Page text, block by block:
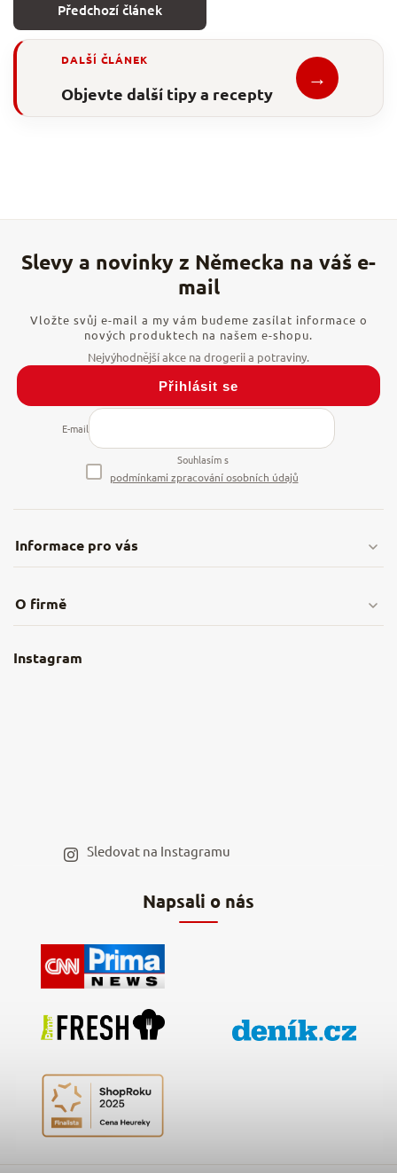
Předchozí článek
DALŠÍ ČLÁNEK
Objevte další tipy a recepty
→
Informace pro vás
Obchodní podmínky
Nejčastější dotazy
Vložte svůj e-mail a my vám budeme zasílat informace o
nových produktech na našem e-shopu.
E-mail
Souhlasím s
podmínkami zpracování osobních údajů
Přihlásit se
Napsali o nás
Instagram
Sledovat na Instagramu
O firmě
Hodnocení obchodu